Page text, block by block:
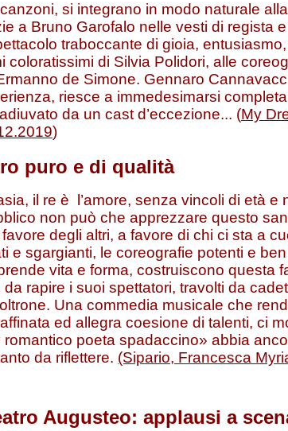
si integrano in modo naturale
a Bruno Garofalo nelle vesti di regista
traboccante di gioia,
coloratissimi di Silvia Polidori, alle
de Simone. Gennaro
riesce a immedesimarsi
da un cast d’eccezione... (My
)
puro e di qualità
il re è l’amore, senza vincoli di età e
non può che apprezzare questo
degli altri, a favore di chi ci sta a
e sgargianti, le coreografie potenti e
vita e forma, costruiscono questa
da rapire i suoi spettatori, travolti da
Una commedia musicale che
ed allegra coesione di talenti, ci
romantico poeta spadaccino» abbia
da riflettere. (Sipario, Francesca
Augusteo: applausi a